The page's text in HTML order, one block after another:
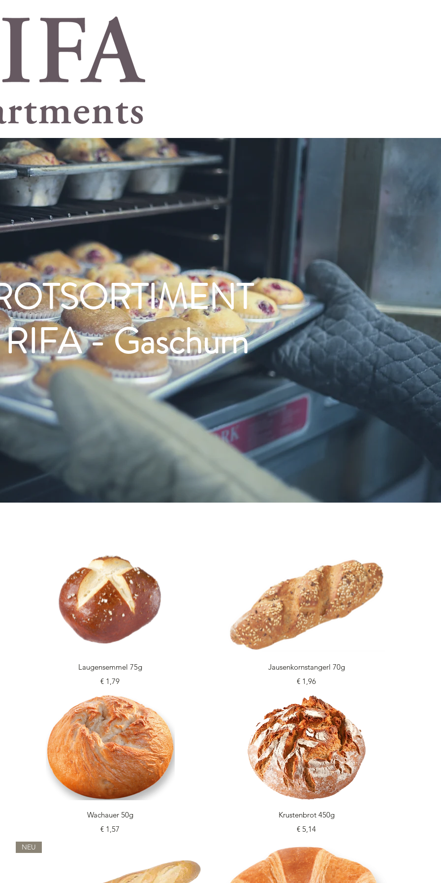
- Gaschurn
Schnellansicht
Laugensemmel 75g
Preis
€ 1,79
Schnellansicht
Jausenkornstangerl 70g
Preis
€ 1,96
Schnellansicht
Wachauer 50g
Preis
€ 1,57
Schnellansicht
Krustenbrot 450g
Preis
€ 5,14
NEU